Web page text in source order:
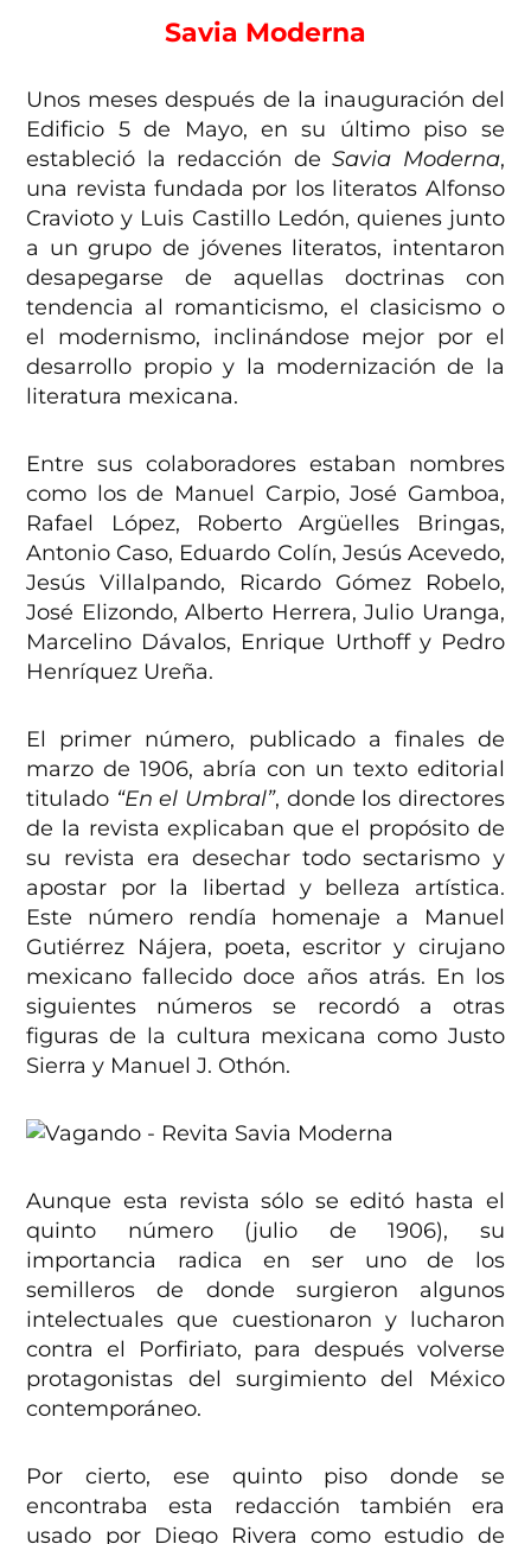
Savia Moderna
Unos meses después de la inauguración del
Edificio 5 de Mayo, en su último piso se
estableció la redacción deSavia Moderna,
una revista fundada por los literatos Alfonso
Cravioto y Luis Castillo Ledón, quienes junto
a un grupo de jóvenes literatos, intentaron
desapegarse de aquellas doctrinas con
tendencia al romanticismo, el clasicismo o
el modernismo, inclinándose mejor por el
desarrollo propio y la modernización de la
literatura mexicana.
Entre sus colaboradores estaban nombres
como los de Manuel Carpio, José Gamboa,
Rafael López, Roberto Argüelles Bringas,
Antonio Caso, Eduardo Colín, Jesús Acevedo,
Jesús Villalpando, Ricardo Gómez Robelo,
José Elizondo, Alberto Herrera, Julio Uranga,
Marcelino Dávalos, Enrique Urthoff y Pedro
Henríquez Ureña.
El primer número, publicado a finales de
marzo de 1906, abría con un texto editorial
titulado “En el Umbral”, donde los directores
de la revista explicaban que el propósito de
su revista era desechar todo sectarismo y
apostar por la libertad y belleza artística.
Este número rendía homenaje a Manuel
Gutiérrez Nájera, poeta, escritor y cirujano
mexicano fallecido doce años atrás. En los
siguientes números se recordó a otras
figuras de la cultura mexicana como Justo
Sierra y Manuel J. Othón.
Aunque esta revista sólo se editó hasta el
quinto número (julio de 1906), su
importancia radica en ser uno de los
semilleros de donde surgieron algunos
intelectuales que cuestionaron y lucharon
contra el Porfiriato, para después volverse
protagonistas del surgimiento del México
contemporáneo.
Por cierto, ese quinto piso donde se
encontraba esta redacción también era
usado por Diego Rivera como estudio de